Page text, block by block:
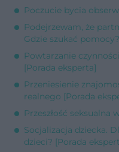
Poczucie bycia
Podejrzewam, że
Gdzie szukać
Powtarzanie
[Porada eksperta]
Przeniesienie
realnego [Porada
Przeszłość seksualna
Socjalizacja dziecka.
dzieci? [Porada